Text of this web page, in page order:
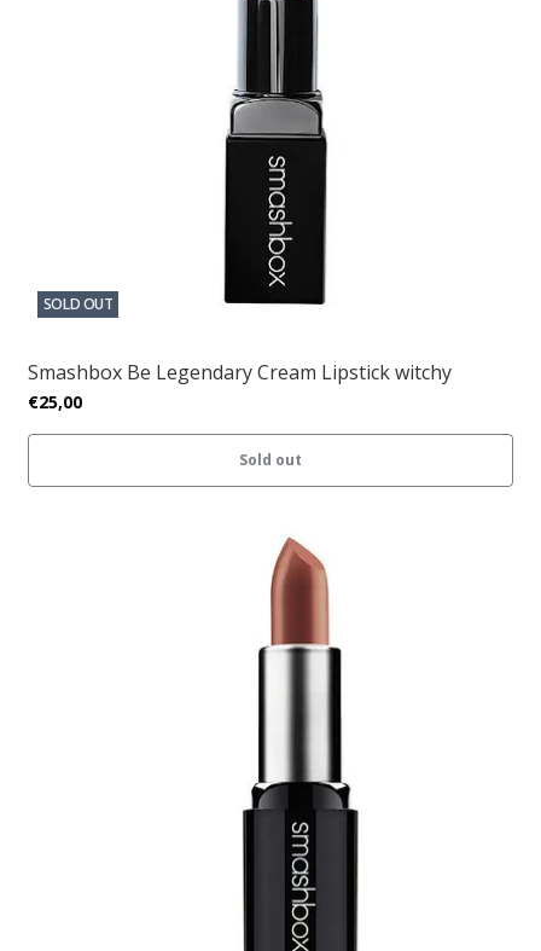
SOLD OUT
Smashbox Be Legendary Cream Lipstick witchy
€25,00
Sold out